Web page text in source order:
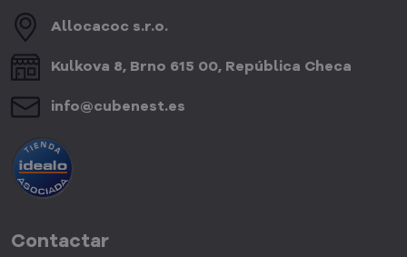
Allocacoc s​.r​.o​.
Kulkova 8, Brno 615 00, República Checa
info​@cubenest​.es
Contactar